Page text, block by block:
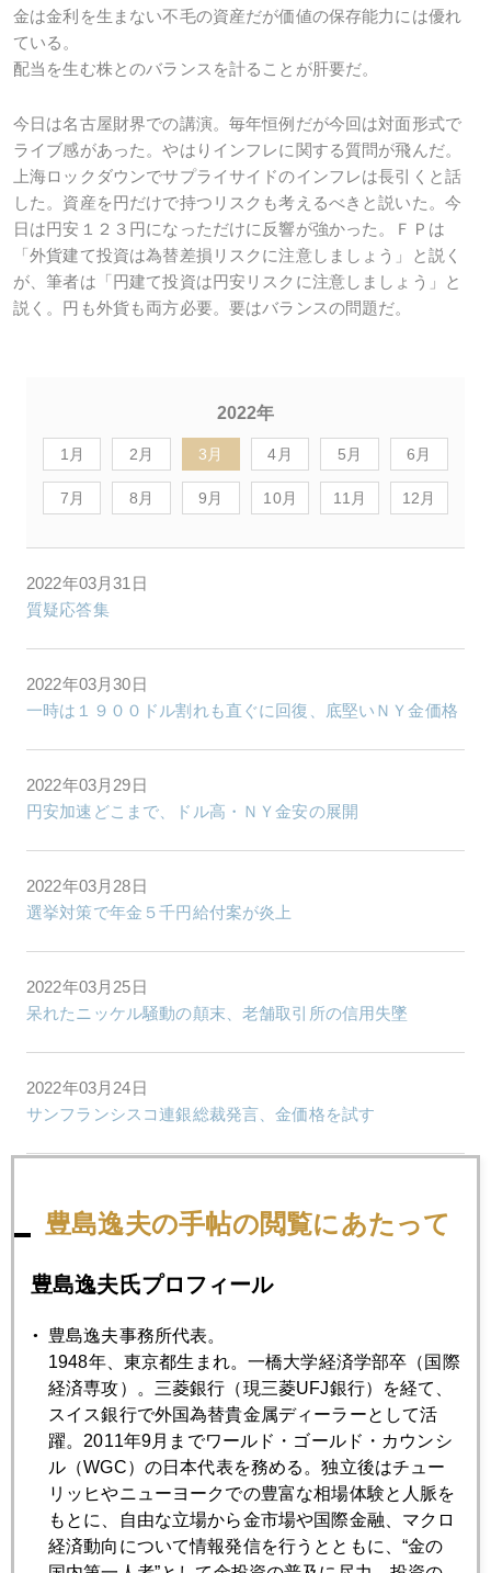
金は金利を生まない不毛の資産だが価値の保存能力には優れ
ている。
配当を生む株とのバランスを計ることが肝要だ。
今日は名古屋財界での講演。毎年恒例だが今回は対面形式で
ライブ感があった。やはりインフレに関する質問が飛んだ。
上海ロックダウンでサプライサイドのインフレは長引くと話
した。資産を円だけで持つリスクも考えるべきと説いた。今
日は円安１２３円になっただけに反響が強かった。ＦＰは
「外貨建て投資は為替差損リスクに注意しましょう」と説く
が、筆者は「円建て投資は円安リスクに注意しましょう」と
説く。円も外貨も両方必要。要はバランスの問題だ。
2022年
1月 2月 3月 4月 5月 6月
7月 8月 9月 10月 11月 12月
2022年03月31日
質疑応答集
2022年03月30日
一時は１９００ドル割れも直ぐに回復、底堅いＮＹ金価格
2022年03月29日
円安加速どこまで、ドル高・ＮＹ金安の展開
2022年03月28日
選挙対策で年金５千円給付案が炎上
2022年03月25日
呆れたニッケル騒動の顛末、老舗取引所の信用失墜
2022年03月24日
サンフランシスコ連銀総裁発言、金価格を試す
国際通貨投機筋、黒田ラインに挑戦、１２７円狙い
2022年03月22日
2022年03月18日
国内金価格は円安の重要性が今後も高まる
2022年03月17日
ＦＯＭＣ通過、金価格１９２０ドル台
豊島逸夫の手帖の閲覧にあたって
豊島逸夫氏プロフィール
豊島逸夫事務所代表。
1948年、東京都生まれ。一橋大学経済学部卒（国際
経済専攻）。三菱銀行（現三菱UFJ銀行）を経て、
スイス銀行で外国為替貴金属ディーラーとして活
躍。2011年9月までワールド・ゴールド・カウンシ
ル（WGC）の日本代表を務める。独立後はチュー
リッヒやニューヨークでの豊富な相場体験と人脈を
もとに、自由な立場から金市場や国際金融、マクロ
経済動向について情報発信を行うとともに、“金の